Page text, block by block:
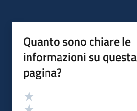
Quanto sono chiare le
informazioni su questa
pagina?
Valutazione